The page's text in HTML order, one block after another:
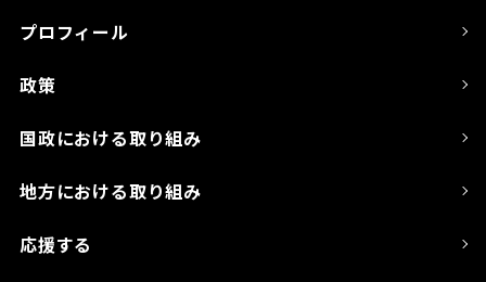
プロフィール
政策
国政における取り組み
地方における取り組み
応援する